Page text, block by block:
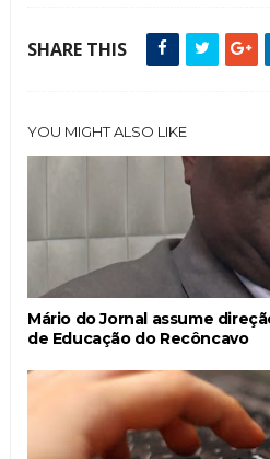
SHARE THIS
YOU MIGHT ALSO LIKE
Mário do Jornal assume
de Educação do Recôncavo